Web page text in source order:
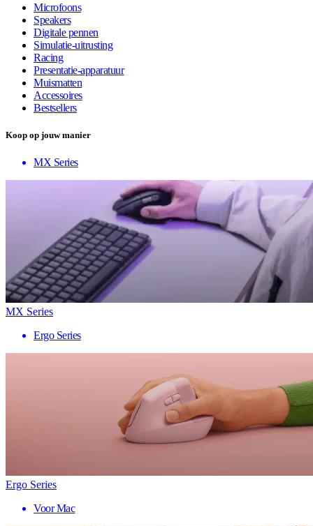
Microfoons
Speakers
Digitale pennen
Simulatie-uitrusting
Racing
Presentatie-apparatuur
Muismatten
Accessoires
Bestsellers
Koop op jouw manier
MX Series
MX Series
Ergo Series
Ergo Series
Voor Mac